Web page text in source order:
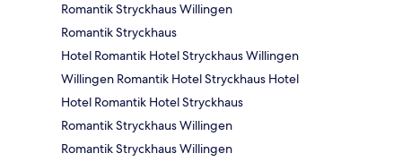
Romantik Stryckhaus Willingen
Romantik Stryckhaus
Hotel Romantik Hotel Stryckhaus Willingen
Willingen Romantik Hotel Stryckhaus Hotel
Hotel Romantik Hotel Stryckhaus
Romantik Stryckhaus Willingen
Romantik Stryckhaus Willingen